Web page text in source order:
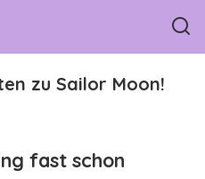
zu Sailor Moon!
fast schon